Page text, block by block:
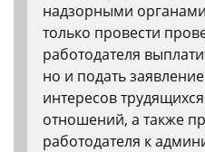
надзорными
только провести
работодателя
но и подать
интересов
отношений, а также
работодателя к